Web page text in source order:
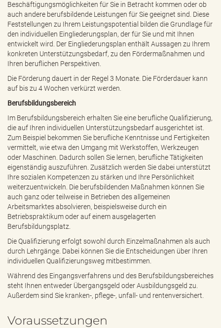
Beschäftigungsmöglichkeiten für Sie in Betracht kommen oder ob
auch andere berufsbildende Leistungen für Sie geeignet sind. Diese
Feststellungen zu Ihrem Leistungspotential bilden die Grundlage für
den individuellen Eingliederungsplan, der für Sie und mit Ihnen
entwickelt wird. Der Eingliederungsplan enthält Aussagen zu Ihrem
konkreten Unterstützungsbedarf, zu den Fördermaßnahmen und
Ihren beruflichen Perspektiven.
Die Förderung dauert in der Regel 3 Monate. Die Förderdauer kann
auf bis zu 4 Wochen verkürzt werden.
Berufsbildungsbereich
Im Berufsbildungsbereich erhalten Sie eine berufliche Qualifizierung,
die auf Ihren individuellen Unterstützungsbedarf ausgerichtet ist.
Zum Beispiel bekommen Sie berufliche Kenntnisse und Fertigkeiten
vermittelt, wie etwa den Umgang mit Werkstoffen, Werkzeugen
oder Maschinen. Dadurch sollen Sie lernen, berufliche Tätigkeiten
eigenständig auszuführen. Zusätzlich werden Sie dabei unterstützt
Ihre sozialen Kompetenzen zu stärken und Ihre Persönlichkeit
weiterzuentwickeln. Die berufsbildenden Maßnahmen können Sie
auch ganz oder teilweise in Betrieben des allgemeinen
Arbeitsmarktes absolvieren, beispielsweise durch ein
Betriebspraktikum oder auf einem ausgelagerten
Berufsbildungsplatz.
Die Qualifizierung erfolgt sowohl durch Einzelmaßnahmen als auch
durch Lehrgänge. Dabei können Sie die Entscheidungen über Ihren
individuellen Qualifizierungsweg mitbestimmen.
Während des Eingangsverfahrens und des Berufsbildungsbereiches
steht Ihnen entweder Übergangsgeld oder Ausbildungsgeld zu.
Außerdem sind Sie kranken-, pflege-, unfall- und rentenversichert.
Voraussetzungen